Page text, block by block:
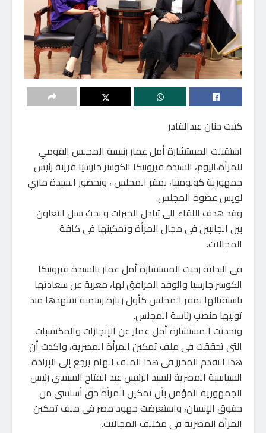
كتبت حنان عبدالقادر
استقبلت المستشارة أمل عمار رئيسة المجلس القومي
للمرأة،اليوم، السيدة فيرونيكا الكوسر جارسيا قرينة رئيس
جمهورية كولومبيا، بمقر المجلس ، وبحضور السيدة ماري
لويس عضوة المجلس.
وقد هدف اللقاء الى تبادل الخبرات و بحث سبل التعاون
بين الجانبين فى مجال المرأة وتمكينها فى كافة
المجالات.
فى البداية رحبت المستشارة أمل عمار بالسيدة فيرونيكا
الكوسر جارسيا والوفد المرافق لها، معربة عن سعادتها
باستقبالها بمقر المجلس كأول زيارة رسمية تشهدها منذ
توليها منصب رئاسة المجلس.
وتحدثت المستشارة أمل عمار عن الإنجازات والمكتسبات
التى تحققت فى ملف تمكين المرأة المصرية، واكدت أن
هذا التقدم المحرز فى هذا الملف الهام يرجع إلى الإرادة
السياسية المصرية للسيد الرئيس عبد الفتاح السيسي رئيس
الجمهورية المؤمن بأن تمكين المرأة حق أساسي من
حقوق الإنسان، واستعرضت جهود مصر فى ملف تمكين
المرأة المصرية فى مختلف المجالات.